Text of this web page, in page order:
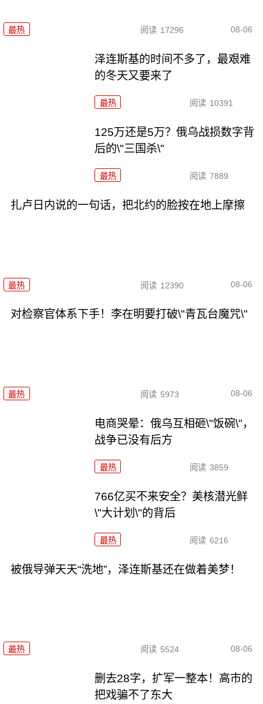
最热 阅读 17296 08-06
泽连斯基的时间不多了，最艰难
的冬天又要来了
最热 阅读 10391
125万还是5万？俄乌战损数字背
后的\"三国杀\"
最热 阅读 7889
扎卢日内说的一句话，把北约的脸按在地上摩擦
最热 阅读 12390 08-06
对检察官体系下手！李在明要打破\"青瓦台魔咒\"
最热 阅读 5973 08-06
电商哭晕：俄乌互相砸\"饭碗\"，
战争已没有后方
最热 阅读 3859
766亿买不来安全？美核潜光鲜
\"大计划\"的背后
最热 阅读 6216
被俄导弹天天“洗地”，泽连斯基还在做着美梦！
最热 阅读 5524 08-06
删去28字，扩军一整本！高市的
把戏骗不了东大